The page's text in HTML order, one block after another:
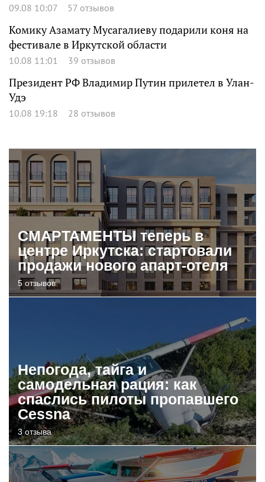
09.08 10:07 57 отзывов
Комику Азамату Мусагалиеву подарили коня на
фестивале в Иркутской области
10.08 11:01 39 отзывов
Президент РФ Владимир Путин прилетел в Улан-
Удэ
10.08 19:18 28 отзывов
СМАРТАМЕНТЫ теперь в
центре Иркутска: стартовали
продажи нового апарт-отеля
5 отзывов
Непогода, тайга и
самодельная рация: как
спаслись пилоты пропавшего
Cessna
3 отзыва